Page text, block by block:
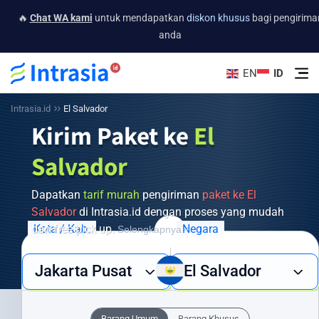
🔥 Chat WA kami untuk mendapatkan diskon khususbagi
anda
EN ID
Intrasia.id El Salvador
Kirim Paket ke El
Salvador
Dapatkan tarif murah pengiriman paket ke El
Salvadordi Intrasia.id dengan proses yang mudah
dan free pick up.Selengkapnya +
Butuh layanan pengiriman barang ke El Salvador yang cepat,
aman, dan ekonomis? Intrasia.id hadir sebagai solusi terpercaya
jaringan global yang luas dan pengalaman bertahun-tahun, kami
Kota / Kab.
Jakarta Pusat
Negara
El Salvador